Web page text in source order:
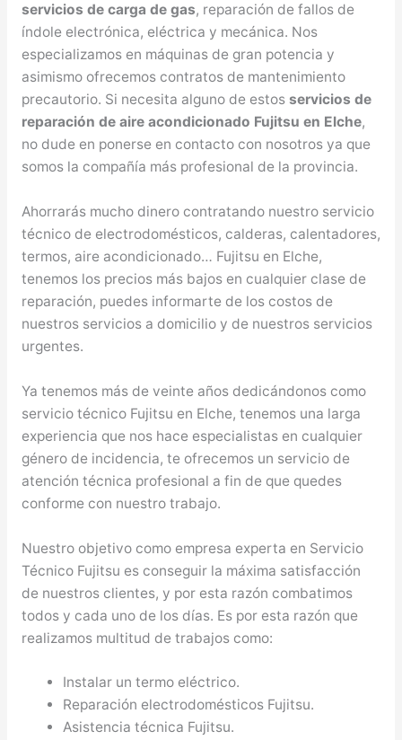
servicios de carga de gas, reparación de fallos de
índole electrónica, eléctrica y mecánica. Nos
especializamos en máquinas de gran potencia y
asimismo ofrecemos contratos de mantenimiento
precautorio. Si necesita alguno de estos servicios de
reparación de aire acondicionado Fujitsu en Elche,
no dude en ponerse en contacto con nosotros ya que
somos la compañía más profesional de la provincia.
Ahorrarás mucho dinero contratando nuestro servicio
técnico de electrodomésticos, calderas, calentadores,
termos, aire acondicionado… Fujitsu en Elche,
tenemos los precios más bajos en cualquier clase de
reparación, puedes informarte de los costos de
nuestros servicios a domicilio y de nuestros servicios
urgentes.
Ya tenemos más de veinte años dedicándonos como
servicio técnico Fujitsu en Elche, tenemos una larga
experiencia que nos hace especialistas en cualquier
género de incidencia, te ofrecemos un servicio de
atención técnica profesional a fin de que quedes
conforme con nuestro trabajo.
Nuestro objetivo como empresa experta en Servicio
Técnico Fujitsu es conseguir la máxima satisfacción
de nuestros clientes, y por esta razón combatimos
todos y cada uno de los días. Es por esta razón que
realizamos multitud de trabajos como:
Instalar un termo eléctrico.
Reparación electrodomésticos Fujitsu.
Asistencia técnica Fujitsu.